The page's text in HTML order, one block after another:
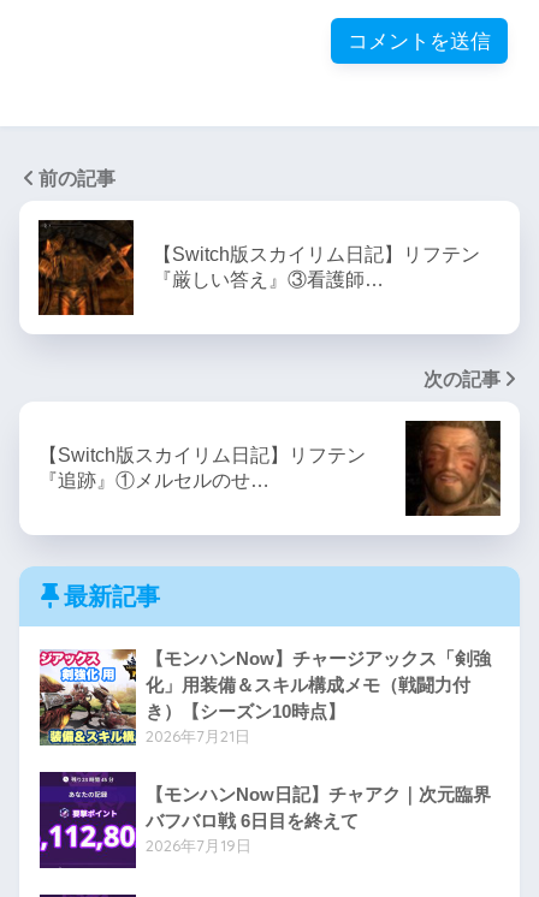
前の記事
【Switch版スカイリム日記】リフテン
『厳しい答え』③看護師…
次の記事
【Switch版スカイリム日記】リフテン
『追跡』①メルセルのせ…
最新記事
【モンハンNow】チャージアックス「剣強
化」用装備＆スキル構成メモ（戦闘力付
き）【シーズン10時点】
2026年7月21日
【モンハンNow日記】チャアク｜次元臨界
バフバロ戦 6日目を終えて
2026年7月19日